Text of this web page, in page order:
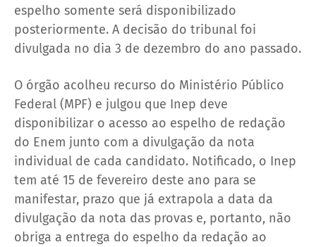
espelho somente será disponibilizado
posteriormente. A decisão do tribunal foi
divulgada no dia 3 de dezembro do ano passado.
O órgão acolheu recurso do Ministério Público
Federal (MPF) e julgou que Inep deve
disponibilizar o acesso ao espelho de redação
do Enem junto com a divulgação da nota
individual de cada candidato. Notificado, o Inep
tem até 15 de fevereiro deste ano para se
manifestar, prazo que já extrapola a data da
divulgação da nota das provas e, portanto, não
obriga a entrega do espelho da redação ao